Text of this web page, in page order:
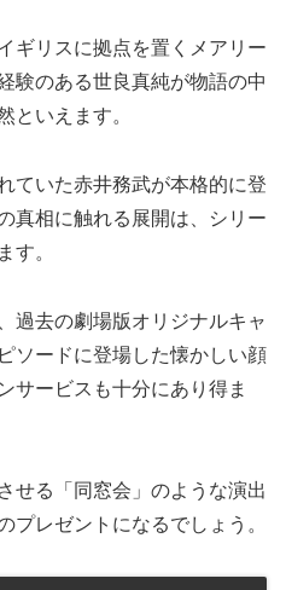
ギリスに拠点を置くメアリー
験のある世良真純が物語の中
といえます。
ていた赤井務武が本格的に登
真相に触れる展開は、シリー
す。
過去の劇場版オリジナルキャ
ソードに登場した懐かしい顔
サービスも十分にあり得ま
せる「同窓会」のような演出
プレゼントになるでしょう。